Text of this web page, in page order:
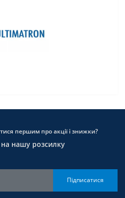
першим про акції і знижки?
на нашу розсилку
Підписатися